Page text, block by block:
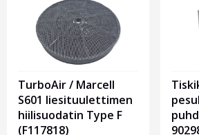
TurboAir / Marcell
S601 liesituulettimen
hiilisuodatin Type F
(F117818)